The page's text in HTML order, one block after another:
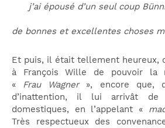
j’ai épousé d’un seul coup
de bonnes et excellentes choses
Et puis, il était tellement heureux,
à François Wille de pouvoir la
« Frau Wagner», encore que,
d’inattention, il lui arrivât de
domestiques, en l’appelant «
Très respectueux des